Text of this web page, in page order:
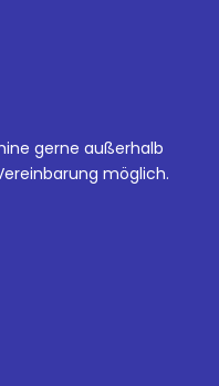
gerne außerhalb
möglich.